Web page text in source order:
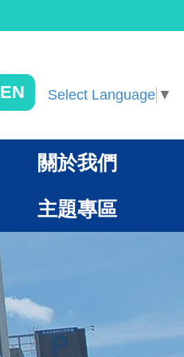
EN Select Language ▼
關於我們
主題專區